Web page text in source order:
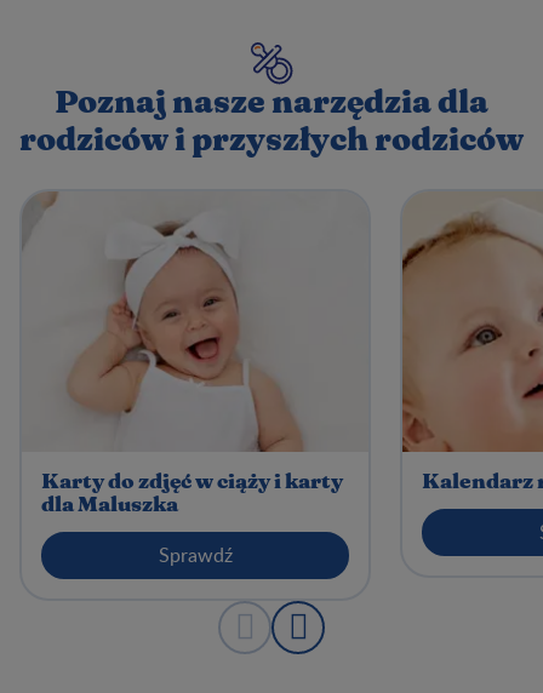
Poznaj nasze narzędzia dla
rodziców i przyszłych rodziców
Karty do zdjęć w ciąży i karty
dla Maluszka
Sprawdź
Kalendarz